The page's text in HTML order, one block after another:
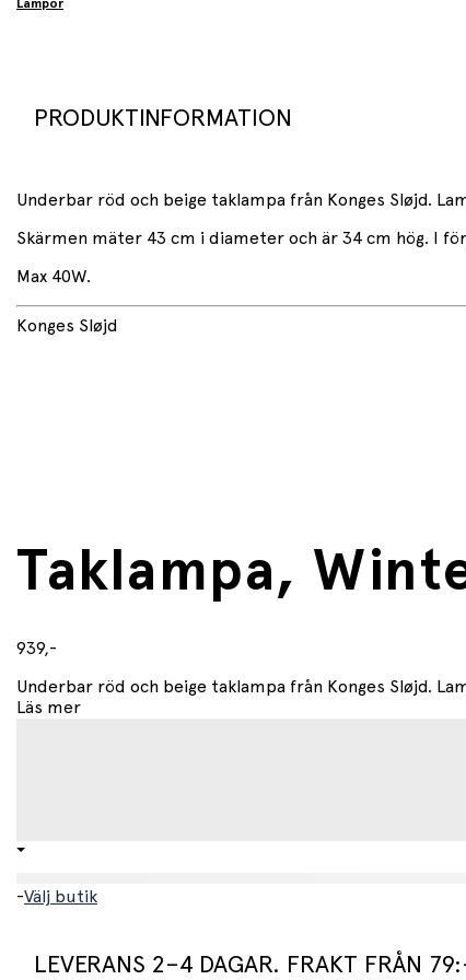
Lampor
PRODUKTINFORMATION
Underbar röd och beige taklampa från Konges Sløjd.
Skärmen mäter 43 cm i diameter och är 34 cm hög. I
Max 40W.
Konges Sløjd
Taklampa,
939,-
Underbar röd och beige taklampa från Konges Sløjd.
Läs mer
-Välj butik
LEVERANS 2–4 DAGAR. FRAKT FRÅN